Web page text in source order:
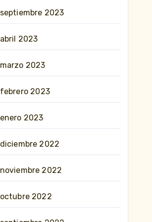
septiembre 2023
abril 2023
marzo 2023
febrero 2023
enero 2023
diciembre 2022
noviembre 2022
octubre 2022